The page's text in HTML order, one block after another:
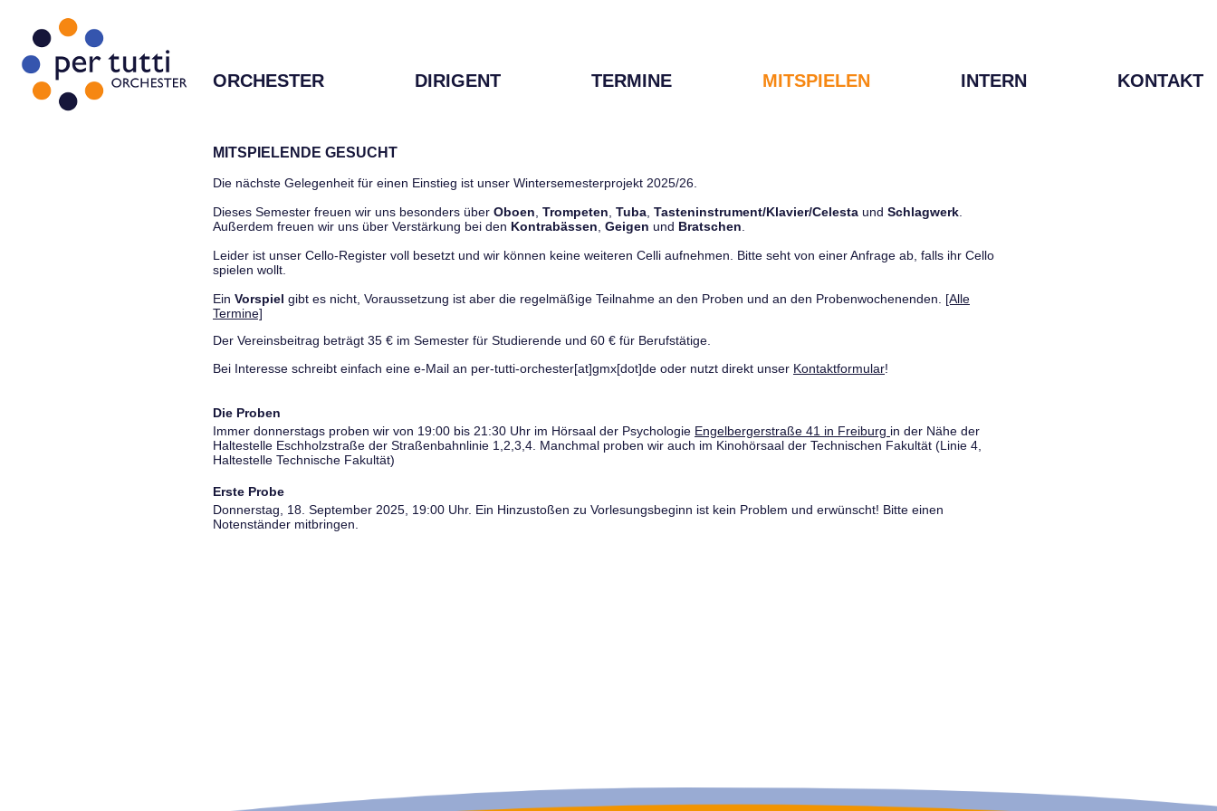
ORCHESTER DIRIGENT TERMINE MITSPIELEN INTERN KONTAKT
MITSPIELENDE GESUCHT
Die nächste Gelegenheit für einen Einstieg ist unser Wintersemesterprojekt 2025/26.
Dieses Semester freuen wir uns besonders über Oboen Trompeten Tuba Tasteninstrument/Klavier/Celesta und Schlagwerk
Außerdem freuen wir uns über Verstärkung bei den Kontrabässen Geigen und Bratschen
Leider ist unser Cello-Register voll besetzt und wir können keine weiteren Celli aufnehmen. Bitte seht von einer Anfrage ab, falls ihr Cello
spielen wollt.
Ein Vorspiel gibt es nicht, Voraussetzung ist aber die regelmäßige Teilnahme an den Proben und an den Probenwochenenden. [Alle
Termine]
Der Vereinsbeitrag beträgt 35 € im Semester für Studierende und 60 € für Berufstätige.
Bei Interesse schreibt einfach eine e-Mail an per-tutti-orchester[at]gmx[dot]de oder nutzt direkt unser Kontaktformular!
Die Proben
Immer donnerstags proben wir von 19:00 bis 21:30 Uhr im Hörsaal der Psychologie Engelbergerstraße 41 in Freiburg in der Nähe der
Haltestelle Eschholzstraße der Straßenbahnlinie 1,2,3,4. Manchmal proben wir auch im Kinohörsaal der Technischen Fakultät (Linie 4,
Haltestelle Technische Fakultät)
Erste Probe
Donnerstag, 18. September 2025, 19:00 Uhr. Ein Hinzustoßen zu Vorlesungsbeginn ist kein Problem und erwünscht! Bitte einen
Notenständer mitbringen.